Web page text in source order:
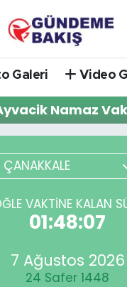
Galeri Video
Namaz
ÇANAKKALE
VAKTINE KALAN
01:48:07
7 Ağustos 2026
24 Safer 1448
Puan Durumu ve